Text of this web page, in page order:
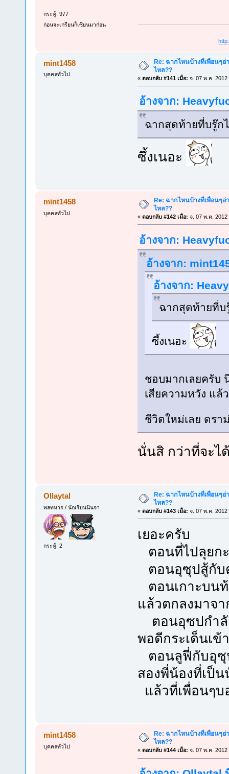
กระทู้: 977
ก่อนจะเกรียนก็เซียนมาก่อน
mint1458
บุคคลทั่วไป
Re: ฉากไหนบ้างที่เพื่อนๆ
ไหล??
« ตอบกลับ #141 เมื่อ: จ. 07 พ.ค. 2012
อ้างจาก:
ฉากสุดท้ายที่บรู๊ก
ซึ้งเนอะ
mint1458
บุคคลทั่วไป
Re: ฉากไหนบ้างที่เพื่อนๆ
ไหล??
« ตอบกลับ #142 เมื่อ: จ. 07 พ.ค. 2012
อ้างจาก:
อ้างจาก:
อ้างจาก:
ฉากสุดท้ายที่บ
ซึ้งเนอะ
ชอบมากเลยครับ
เสียความหวัง แล้
ชีวิตใหม่เลย ดรา
นั่นสิ กว่าที่จะไ
Ollaytal
พลทหาร / นักเรียนนินจา
กระทู้: 2
Re: ฉากไหนบ้างที่เพื่อนๆ
ไหล??
« ตอบกลับ #143 เมื่อ: จ. 07 พ.ค. 2012
เยอะครับ
ตอนที่ไปลุยก
ตอนอุซุปสู้กับ
ตอนเกาะบน
แล้วตกลงมาจ
ตอนอุซปกำลั
พอดีกระเด็นเข้
ตอนลูฟี่กับอุซุ
สองพี่น้องที่เป็
แล้วที่เพื่อนๆบ
mint1458
บุคคลทั่วไป
Re: ฉากไหนบ้างที่เพื่อนๆ
ไหล??
« ตอบกลับ #144 เมื่อ: จ. 07 พ.ค. 2012